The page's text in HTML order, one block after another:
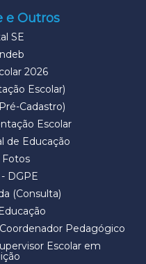
e Outros
SE
2026
Escolar)
Cadastro)
Escolar
de Educação
Fotos
DGPE
(Consulta)
Pedagógico
Escolar em